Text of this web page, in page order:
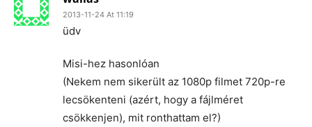
2013-11-24 At 11:19
üdv
Misi-hez hasonlóan
(Nekem nem sikerült az 1080p filmet 720p-re
lecsökenteni (azért, hogy a fájlméret
csökkenjen), mit ronthattam el?)